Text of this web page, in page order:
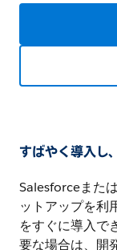
すばやく導入し
Salesforceまた
ットアップを利
をすぐに導入で
要な場合は、開